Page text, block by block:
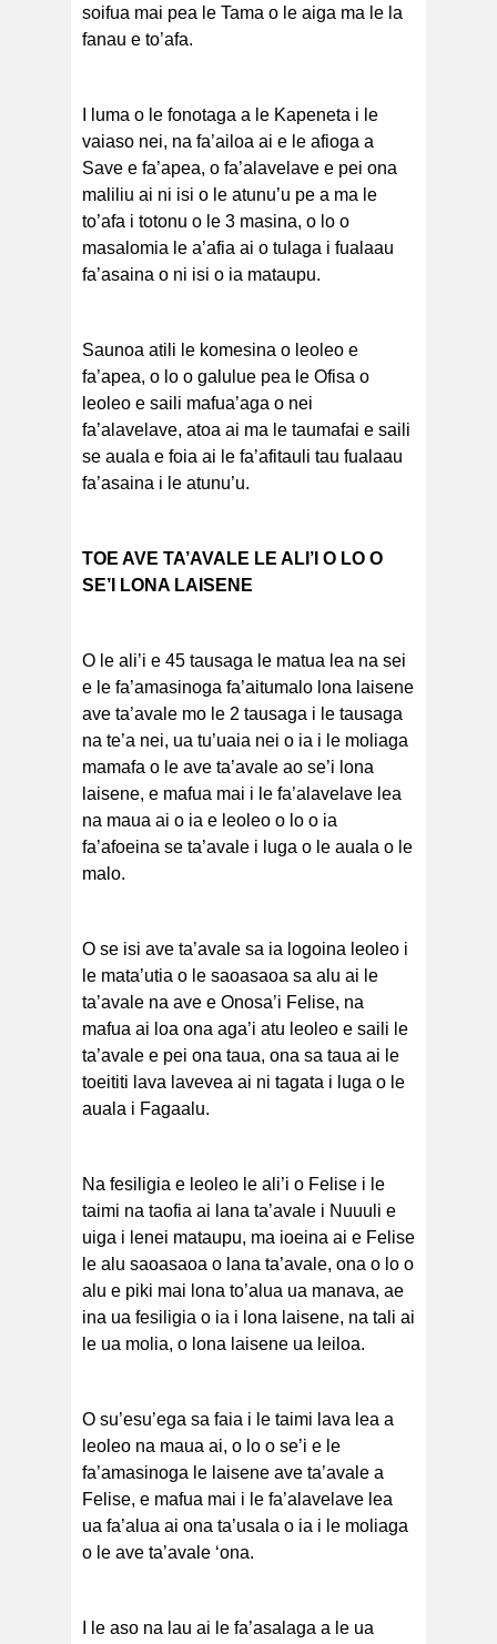
soifua mai pea le Tama o le aiga ma le la
fanau e to’afa.
I luma o le fonotaga a le Kapeneta i le
vaiaso nei, na fa’ailoa ai e le afioga a
Save e fa’apea, o fa’alavelave e pei ona
maliliu ai ni isi o le atunu’u pe a ma le
to’afa i totonu o le 3 masina, o lo o
masalomia le a’afia ai o tulaga i fualaau
fa’asaina o ni isi o ia mataupu.
Saunoa atili le komesina o leoleo e
fa’apea, o lo o galulue pea le Ofisa o
leoleo e saili mafua’aga o nei
fa’alavelave, atoa ai ma le taumafai e saili
se auala e foia ai le fa’afitauli tau fualaau
fa’asaina i le atunu’u.
TOE AVE TA’AVALE LE ALI’I O LO O
SE’I LONA LAISENE
O le ali’i e 45 tausaga le matua lea na sei
e le fa’amasinoga fa’aitumalo lona laisene
ave ta’avale mo le 2 tausaga i le tausaga
na te’a nei, ua tu’uaia nei o ia i le moliaga
mamafa o le ave ta’avale ao se’i lona
laisene, e mafua mai i le fa’alavelave lea
na maua ai o ia e leoleo o lo o ia
fa’afoeina se ta’avale i luga o le auala o le
malo.
O se isi ave ta’avale sa ia logoina leoleo i
le mata’utia o le saoasaoa sa alu ai le
ta’avale na ave e Onosa’i Felise, na
mafua ai loa ona aga’i atu leoleo e saili le
ta’avale e pei ona taua, ona sa taua ai le
toeititi lava lavevea ai ni tagata i luga o le
auala i Fagaalu.
Na fesiligia e leoleo le ali’i o Felise i le
taimi na taofia ai lana ta’avale i Nuuuli e
uiga i lenei mataupu, ma ioeina ai e Felise
le alu saoasaoa o lana ta’avale, ona o lo o
alu e piki mai lona to’alua ua manava, ae
ina ua fesiligia o ia i lona laisene, na tali ai
le ua molia, o lona laisene ua leiloa.
O su’esu’ega sa faia i le taimi lava lea a
leoleo na maua ai, o lo o se’i e le
fa’amasinoga le laisene ave ta’avale a
Felise, e mafua mai i le fa’alavelave lea
ua fa’alua ai ona ta’usala o ia i le moliaga
o le ave ta’avale ‘ona.
I le aso na lau ai le fa’asalaga a le ua